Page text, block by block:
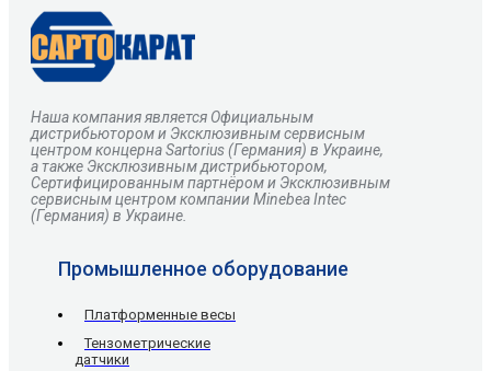
Наша компания является Официальным
дистрибьютором и Эксклюзивным сервисным
центромконцернаSartorius(Германия) в Украине,
а также Эксклюзивным дистрибьютором,
Сертифицированным партнёром и Эксклюзивным
сервисным центром компании Minebea Intec
(Германия) в Украине.
Промышленное оборудование
Платформенные весы
Тензометрические
датчики